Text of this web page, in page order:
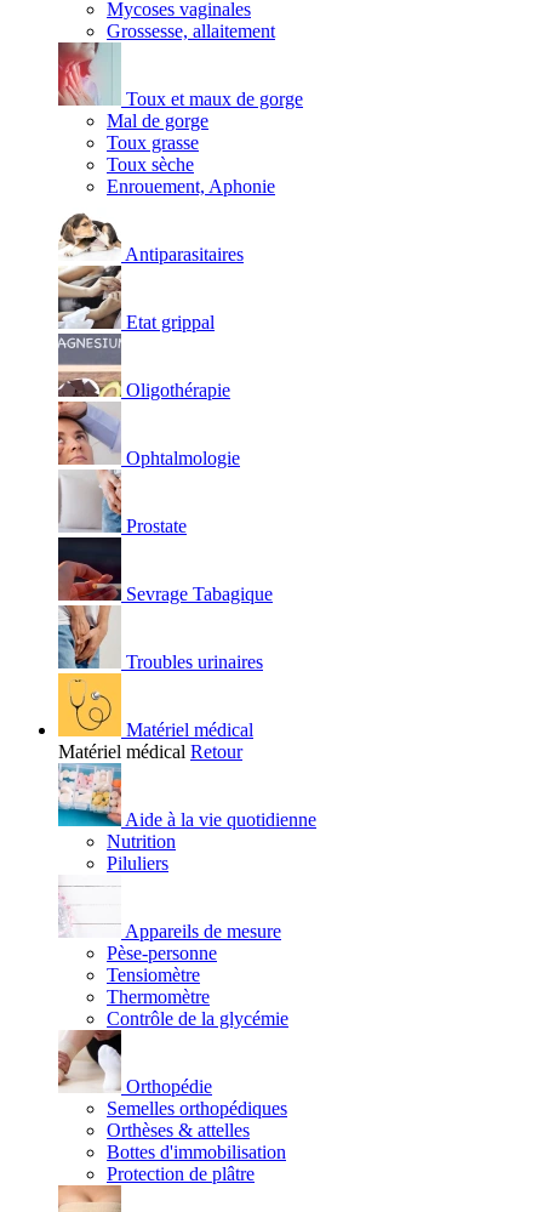
Mycoses vaginales
Grossesse, allaitement
Toux et maux de gorge
Mal de gorge
Toux grasse
Toux sèche
Enrouement, Aphonie
Antiparasitaires
Etat grippal
Oligothérapie
Ophtalmologie
Prostate
Sevrage Tabagique
Troubles urinaires
Matériel médical
Matériel médical Retour
Aide à la vie quotidienne
Nutrition
Piluliers
Appareils de mesure
Pèse-personne
Tensiomètre
Thermomètre
Contrôle de la glycémie
Orthopédie
Semelles orthopédiques
Orthèses & attelles
Bottes d'immobilisation
Protection de plâtre